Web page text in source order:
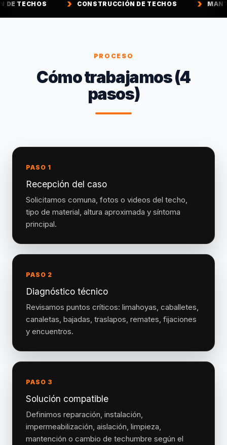
CONSTRUCCIÓN DE TECHOS MANTENCIÓN DE
PROCESO
Cómo trabajamos (4
pasos)
PASO 1
Recepción del caso
Solicitamos comuna, fotos o videos del techo,
tipo de material, altura aproximada y síntoma
principal.
PASO 2
Diagnóstico técnico
Revisamos puntos críticos: limahoyas, caballetes,
canaletas, bajadas, traslapos, remates, fijaciones
y encuentros.
PASO 3
Solución compatible
Definimos reparación, instalación,
impermeabilización, aislación, limpieza,
mantención o cambio de techumbre según el